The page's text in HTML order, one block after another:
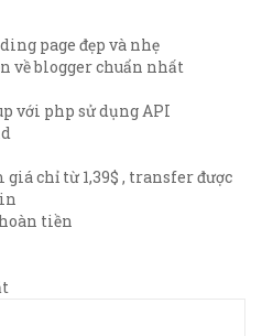
page đẹp và nhẹ
về blogger chuẩn nhất
với php sử dụng API
chỉ từ 1,39$ , transfer được
tiền